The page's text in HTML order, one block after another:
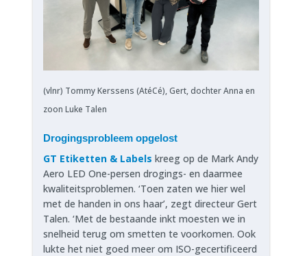
(vlnr) Tommy Kerssens (AtéCé), Gert, dochter Anna en
zoon Luke Talen
Drogingsprobleem opgelost
GT Etiketten & Labels kreeg op de Mark Andy
Aero LED One-persen drogings- en daarmee
kwaliteitsproblemen. ‘Toen zaten we hier wel
met de handen in ons haar’, zegt directeur Gert
Talen. ‘Met de bestaande inkt moesten we in
snelheid terug om smetten te voorkomen. Ook
lukte het niet goed meer om ISO-gecertificeerd